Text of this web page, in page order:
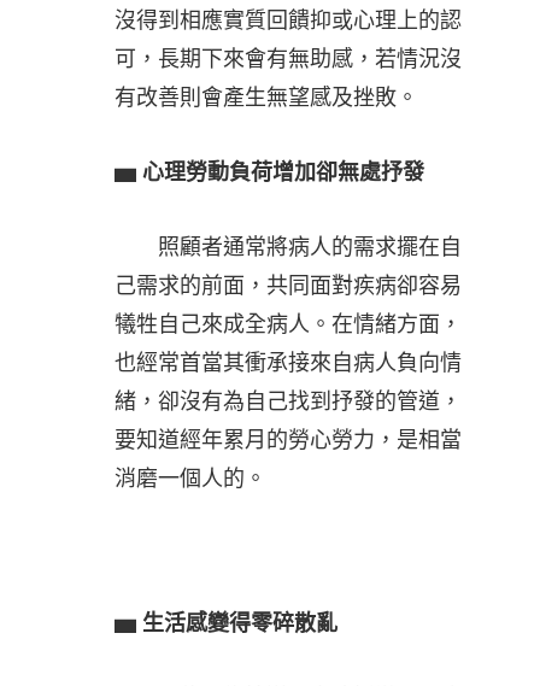
沒得到相應實質回饋抑或心理上的認
可，長期下來會有無助感，若情況沒
有改善則會產生無望感及挫敗。
▅ 心理勞動負荷增加卻無處抒發
照顧者通常將病人的需求擺在自
己需求的前面，共同面對疾病卻容易
犧牲自己來成全病人。在情緒方面，
也經常首當其衝承接來自病人負向情
緒，卻沒有為自己找到抒發的管道，
要知道經年累月的勞心勞力，是相當
消磨一個人的。
▅ 生活感變得零碎散亂